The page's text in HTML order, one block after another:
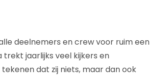
deelnemers en crew voor ruim een
jaarlijks veel kijkers en
dat zij niets, maar dan ook